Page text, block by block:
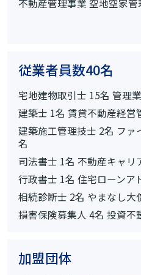
不動産管理事業 空地空家
従業者員数40名
宅地建物取引士 15名 管理
建築士 1名 賃貸不動産経営
建築施工管理技士 2名 フ
名
司法書士 1名 不動産キャリ
行政書士 1名 住宅ローンア
相続診断士 2名 やまなし大
損害保険募集人 4名 投資不
加盟団体